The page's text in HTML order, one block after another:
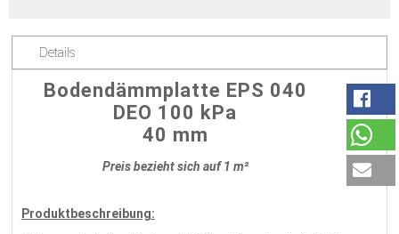
Details
Bodendämmplatte EPS 040
DEO 100 kPa
40 mm
Preis bezieht sich auf 1 m²
Produktbeschreibung: